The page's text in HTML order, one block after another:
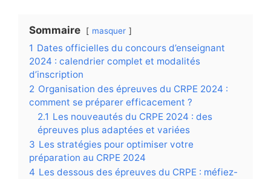
Sommaire masquer
1 Dates officielles du concours d’enseignant
2024 : calendrier complet et modalités
d’inscription
2 Organisation des épreuves du CRPE 2024 :
comment se préparer efficacement ?
2.1 Les nouveautés du CRPE 2024 : des
épreuves plus adaptées et variées
3 Les stratégies pour optimiser votre
préparation au CRPE 2024
4 Les dessous des épreuves du CRPE : méfiez-